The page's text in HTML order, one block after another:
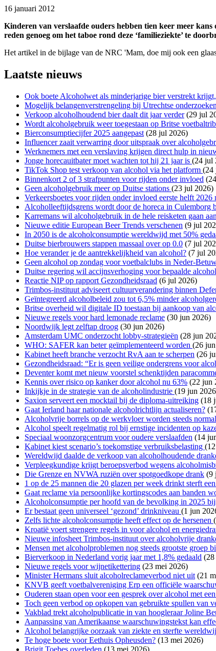
16 januari 2012
Kinderen van verslaafde ouders hebben tien keer meer
reden genoeg om het taboe rond deze ‘familieziekte’ te
Het artikel in de bijlage van de NRC 'Mam, doe mij ook een
Laatste nieuws
Ook boete Alcoholwet als minderjarige bier verstrekt
Mogelijk belangenverstrengeling bij Utrechtse
Verkoop alcoholhoudend bier daalt dit jaar verder(29 jul
Wordt alcoholgebruik weer toegestaan op Britse
Bierconsumptiecijfer 2025 aangepast (28 jul 2026)
Influencer zaait verwarring door uitspraak over
Werknemers met een verslaving krijgen direct hulp in
Jonge horecauitbater moet wachten tot hij 21 jaar is (24 jul
TikTok Shop test verkoop van alcohol via het platform (24
Binnenkort 2 of 3 strafpunten voor rijden onder invloed
Geen alcoholgebruik meer op Duitse stations (23 jul 2026)
Verkeersboetes voor rijden onder invloed eerste helft 2026
Alcoholleeftijdsgrens wordt door de horeca in Culemborg
Karremans wil alcoholgebruik in de hele reisketen gaan
Nieuwe editie European Beer Trends verschenen (9 jul
In 2050 is de alcoholconsumptie wereldwijd met 50%
Duitse bierbrouwers stappen massaal over op 0.0 (7 jul
Hoe verander je de aantrekkelijkheid van alcohol? (7 jul
Geen alcohol op zondag voor voetbalclubs in Neder-
Duitse regering wil accijnsverhoging voor bepaalde
Reactie NIP op rapport Gezondheidsraad (6 jul 2026)
Trimbos-instituut adviseert cultuurverandering binnen
Geïntegreerd alcoholbeleid zou tot 6,5% minder
Britse overheid wil digitale ID toestaan bij aankoop van
Nieuwe regels voor hard lemonade reclame (30 jun 2026)
Noordwijk legt zelftap droog (30 jun 2026)
Amsterdam UMC onderzocht lobby-strategieën (28 jun
WHO: SAFER kan beter geïmplementeerd worden (26
Kabinet heeft branche verzocht RvA aan te scherpen (26
Gezondheidsraad: “Er is geen veilige ondergrens voor
Deventer komt met nieuw voorstel schenktijden
Kennis over risico op kanker door alcohol nu 63% (22 jun
Inkijkje in de strategie van de alcoholindustrie (19 jun
Saxion serveert een mocktail bij de diploma-uitreiking (18
Gaat Ierland haar nationale alcoholrichtlijn actualiseren?
Alcoholvrije borrels op de werkvloer worden steeds
Alcohol speelt regelmatig rol bij ernstige incidenten op
Speciaal woonzorgcentrum voor oudere verslaafden (14
Kabinet kiest scenario’s toekomstige verbruiksbelasting
Wereldwijd daalde de verkoop van alcoholhoudende
Verpleegkundige krijgt beroepsverbod wegens
Die Grenze en NVWA ruziën over spotgoedkope drank (9
1 op de 25 mannen die 20 glazen per week drinkt sterft
Gaat reclame via persoonlijke kortingscodes aan banden
Alcoholconsumptie per hoofd van de bevolking in 2025
Er bestaat geen universeel ‘gezond’ drinkniveau (1 jun
Zelfs lichte alcoholconsumptie heeft effect op de hersenen
Kroatië voert strengere regels in voor alcohol en
Nieuwe infosheet Trimbos-instituut over alcoholvrije
Mensen met alcoholproblemen nog steeds grootste groep
Bierverkoop in Nederland vorig jaar met 1,8% gedaald (28
Nieuwe regels voor wijnetikettering (23 mei 2026)
Minister Hermans sluit alcoholreclameverbod niet uit (21
KNVB geeft voetbalvereniging Erp een officiële
Ouderen staan open voor een gesprek over alcohol met
Toch geen verbod op opkopen van gebruikte spullen van
Vakblad trekt alcoholpublicatie in van hoogleraar Joline
Aanpassing van Amerikaanse waarschuwingstekst kan
Alcohol belangrijke oorzaak van ziekte en sterfte
Te hoge boete voor Eethuis Opheusden? (13 mei 2026)
Brigit Toebes overleden (13 mei 2026)